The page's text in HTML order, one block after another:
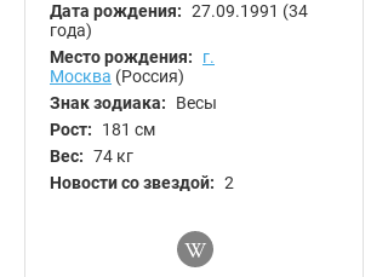
Дата рождения: 27.09.1991 (34
года)
Место рождения:
г.
Москва (Россия)
Знак зодиака:
Весы
Рост:
181 см
Вес: 74 кг
Новости со звездой: 2